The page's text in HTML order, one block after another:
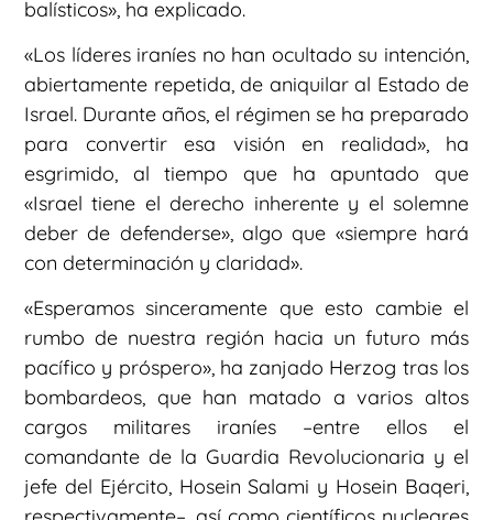
balísticos», ha explicado.
«Los líderes iraníes no han ocultado su intención,
abiertamente repetida, de aniquilar al Estado de
Israel. Durante años, el régimen se ha preparado
para convertir esa visión en realidad», ha
esgrimido, al tiempo que ha apuntado que
«Israel tiene el derecho inherente y el solemne
deber de defenderse», algo que «siempre hará
con determinación y claridad».
«Esperamos sinceramente que esto cambie el
rumbo de nuestra región hacia un futuro más
pacífico y próspero», ha zanjado Herzog tras los
bombardeos, que han matado a varios altos
cargos militares iraníes –entre ellos el
comandante de la Guardia Revolucionaria y el
jefe del Ejército, Hosein Salami y Hosein Baqeri,